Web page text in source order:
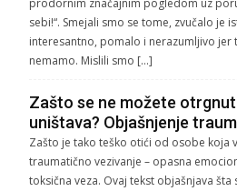
prodornim značajnim pogledom uz
sebi!“. Smejali smo se tome, zvučalo je
interesantno, pomalo i nerazumljivo jer
nemamo. Mislili smo […]
Zašto se ne možete
uništava? Objašnjenje
Zašto je tako teško otići od osobe koja
traumatično vezivanje – opasna
toksična veza. Ovaj tekst objašnjava šta